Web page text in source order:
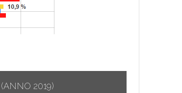
(ANNO 2019)